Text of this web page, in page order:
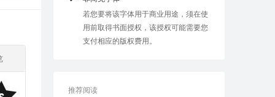
若您要将该字体用于商业用途，须在使
用前取得书面授权，该授权可能需要您
支付相应的版权费用。
推荐阅读